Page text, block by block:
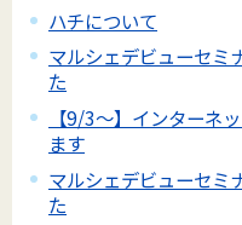
ハチについて
マルシェデビューセミ
た
【9/3～】インターネ
ます
マルシェデビューセミ
た